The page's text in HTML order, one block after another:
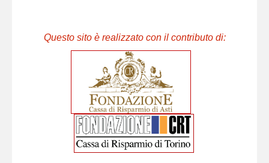
Questo sito è realizzato con il contributo di: